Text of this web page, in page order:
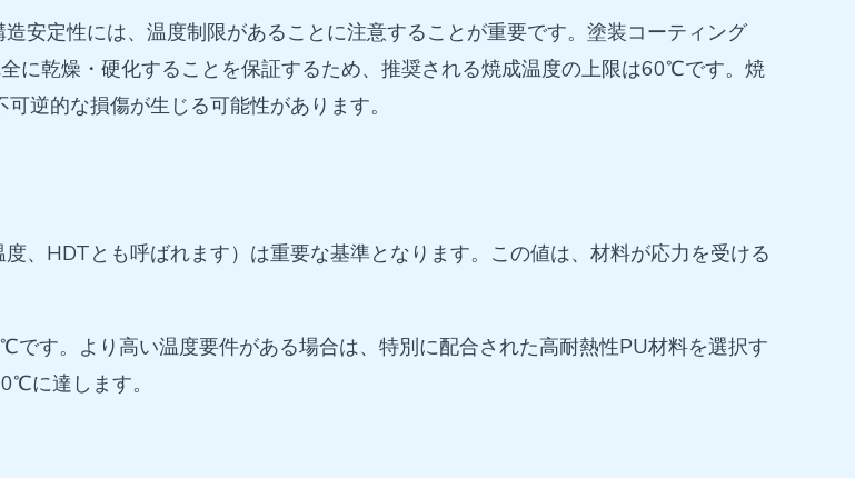
安定性には、温度制限があることに注意することが重要です。塗装コーティング
に乾燥・硬化することを保証するため、推奨される焼成温度の上限は60℃です。焼
逆的な損傷が生じる可能性があります。
、HDTとも呼ばれます）は重要な基準となります。この値は、材料が応力を受ける
す。より高い温度要件がある場合は、特別に配合された高耐熱性PU材料を選択す
に達します。